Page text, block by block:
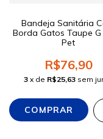
Bandeja Sanitária
Borda Gatos Taupe
Pet
R$76,90
3 x de R$25,63 sem